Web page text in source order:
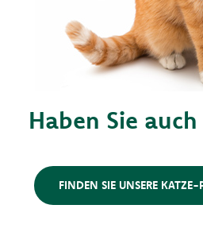
Haben Sie
FINDEN SIE UNSERE KATZE-